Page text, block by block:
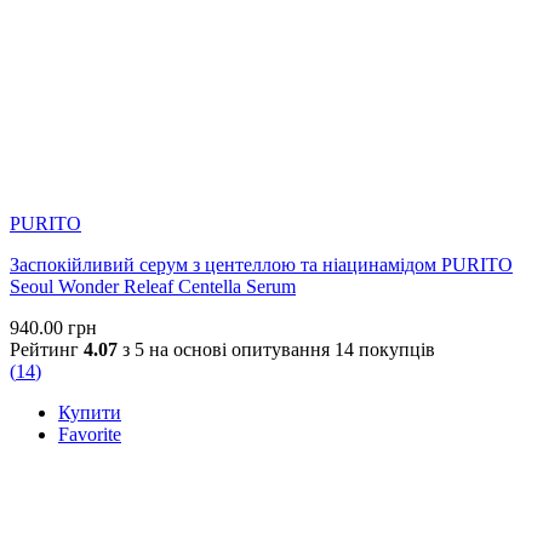
PURITO
Заспокійливий серум з центеллою та ніацинамідом PURITO
Seoul Wonder Releaf Centella Serum
940.00 грн
Рейтинг 4.07 з 5 на основі опитування 14 покупців
(14)
Купити
Favorite